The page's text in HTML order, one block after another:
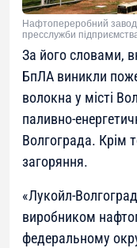
Нафтопереробний завод
пресслужби
За його словами,
БпЛА виникли
волокна у місті
паливно-
Волгограда. Крім
загоряння.
«Лукойл-
виробником
федеральному